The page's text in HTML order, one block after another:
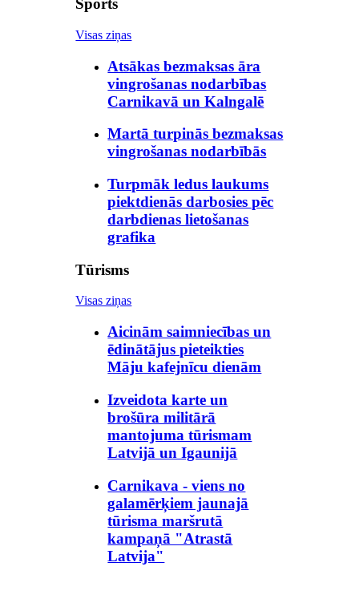
Sports
Visas ziņas
Atsākas bezmaksas āra
vingrošanas nodarbības
Carnikavā un Kalngalē
Martā turpinās bezmaksas
vingrošanas nodarbībās
Turpmāk ledus laukums
piektdienās darbosies pēc
darbdienas lietošanas
grafika
Tūrisms
Visas ziņas
Aicinām saimniecības un
ēdinātājus pieteikties
Māju kafejnīcu dienām
Izveidota karte un
brošūra militārā
mantojuma tūrismam
Latvijā un Igaunijā
Carnikava - viens no
galamērķiem jaunajā
tūrisma maršrutā
kampaņā "Atrastā
Latvija"